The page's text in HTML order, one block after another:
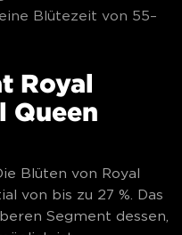
Blütezeit von 55–
Royal
Queen
Blüten von Royal
von bis zu 27 %. Das
Segment dessen,